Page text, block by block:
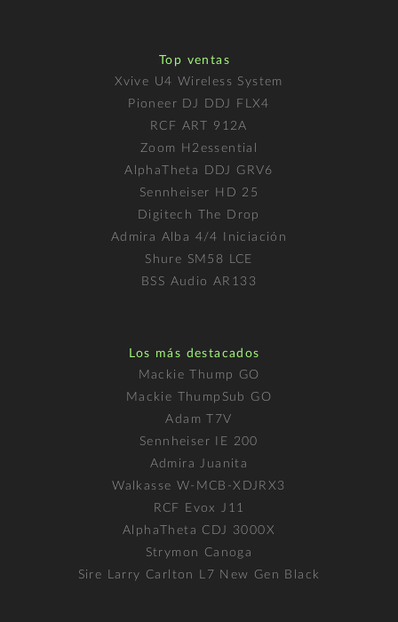
Top ventas
Xvive U4 Wireless System
Pioneer DJ DDJ FLX4
RCF ART 912A
Zoom H2essential
AlphaTheta DDJ GRV6
Sennheiser HD 25
Digitech The Drop
Admira Alba 4/4 Iniciación
Shure SM58 LCE
BSS Audio AR133
Los más destacados
Mackie Thump GO
Mackie ThumpSub GO
Adam T7V
Sennheiser IE 200
Admira Juanita
Walkasse W-MCB-XDJRX3
RCF Evox J11
AlphaTheta CDJ 3000X
Strymon Canoga
Sire Larry Carlton L7 New Gen Black